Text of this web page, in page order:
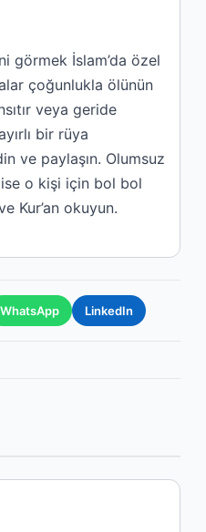
görmek İslam’da özel
çoğunlukla ölünün
veya geride
bir rüya
ve paylaşın. Olumsuz
o kişi için bol bol
Kur’an okuyun.
WhatsApp LinkedIn